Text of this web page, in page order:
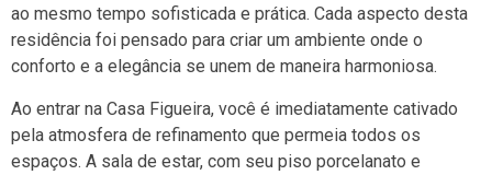
ao mesmo tempo sofisticada e prática. Cada aspecto desta
residência foi pensado para criar um ambiente onde o
conforto e a elegância se unem de maneira harmoniosa.
Ao entrar na Casa Figueira, você é imediatamente cativado
pela atmosfera de refinamento que permeia todos os
espaços. A sala de estar, com seu piso porcelanato e